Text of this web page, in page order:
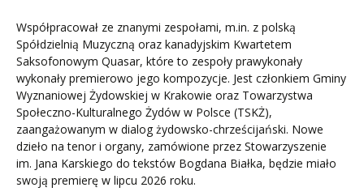
Współpracował ze znanymi zespołami, m.in. z polską
Spółdzielnią Muzyczną oraz kanadyjskim Kwartetem
Saksofonowym Quasar, które to zespoły prawykonały
wykonały premierowo jego kompozycje. Jest członkiem Gminy
Wyznaniowej Żydowskiej w Krakowie oraz Towarzystwa
Społeczno-Kulturalnego Żydów w Polsce (TSKŻ),
zaangażowanym w dialog żydowsko-chrześcijański. Nowe
dzieło na tenor i organy, zamówione przez Stowarzyszenie
im. Jana Karskiego do tekstów Bogdana Białka, będzie miało
swoją premierę w lipcu 2026 roku.